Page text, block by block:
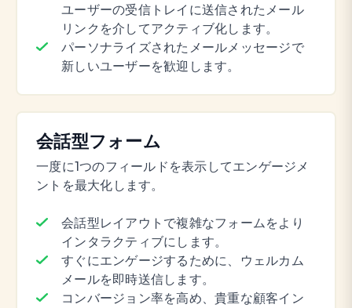
ユーザーの受信トレイに送信されたメール
リンクを介してアクティブ化します。
パーソナライズされたメールメッセージで
新しいユーザーを歓迎します。
会話型フォーム
一度に1つのフィールドを表示してエンゲージメ
ントを最大化します。
会話型レイアウトで複雑なフォームをより
インタラクティブにします。
すぐにエンゲージするために、ウェルカム
メールを即時送信します。
コンバージョン率を高め、貴重な顧客イン